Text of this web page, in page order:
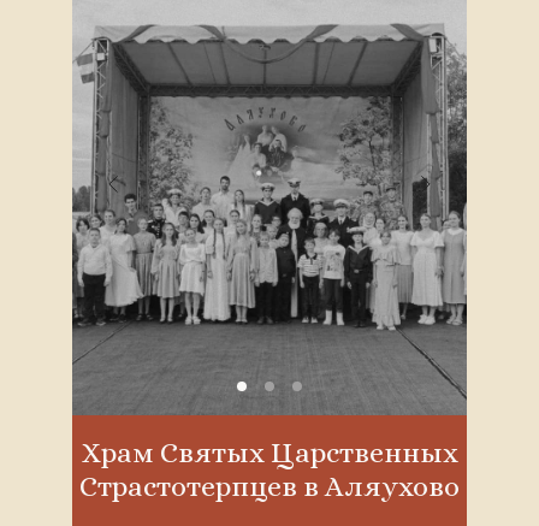
Храм Святых Царственных
Страстотерпцев в Аляухово